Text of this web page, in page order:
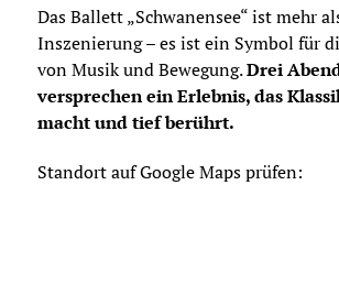
Das Ballett „Schwanensee“ ist mehr
Inszenierung – es ist ein Symbol für
von Musik und Bewegung.Drei
versprechen ein Erlebnis, das
macht und tief berührt.
Standort auf Google Maps prüfen: